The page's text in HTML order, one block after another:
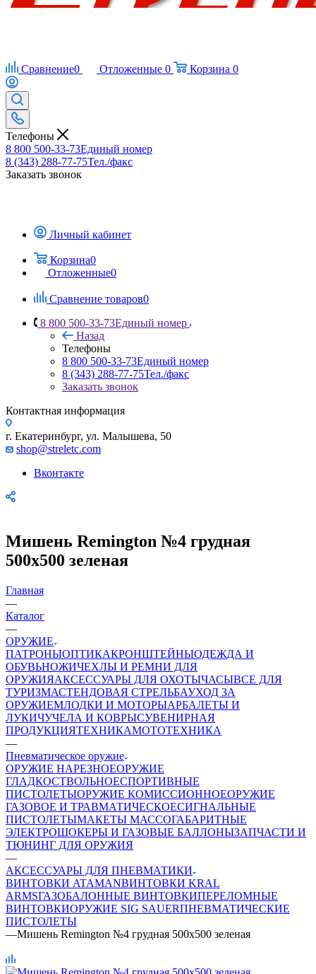
Сравнение0 Отложенные 0 Корзина 0
Телефоны
8 800 500-33-73Единый номер
8 (343) 288-77-75Тел./факс
Заказать звонок
Личный кабинет
Корзина0
Отложенные0
Сравнение товаров0
8 800 500-33-73Единый номер
Назад
Телефоны
8 800 500-33-73Единый номер
8 (343) 288-77-75Тел./факс
Заказать звонок
Контактная информация
г. Екатеринбург, ул. Малышева, 50
shop@streletc.com
Вконтакте
Мишень Remington №4 грудная
500х500 зеленая
Главная
—
Каталог
—
ОРУЖИЕ
ПАТРОНЫОПТИКАКРОНШТЕЙНЫОДЕЖДА И
ОБУВЬНОЖИЧЕХЛЫ И РЕМНИ ДЛЯ
ОРУЖИЯАКСЕССУАРЫ ДЛЯ ОХОТЫЧАСЫВСЕ ДЛЯ
ТУРИЗМАСТЕНДОВАЯ СТРЕЛЬБАУХОД ЗА
ОРУЖИЕМЛОДКИ И МОТОРЫАРБАЛЕТЫ И
ЛУКИЧУЧЕЛА И КОВРЫСУВЕНИРНАЯ
ПРОДУКЦИЯТЕХНИКАМОТОТЕХНИКА
—
Пневматическое оружие
ОРУЖИЕ НАРЕЗНОЕОРУЖИЕ
ГЛАДКОСТВОЛЬНОЕСПОРТИВНЫЕ
ПИСТОЛЕТЫОРУЖИЕ КОМИССИОННОЕОРУЖИЕ
ГАЗОВОЕ И ТРАВМАТИЧЕСКОЕСИГНАЛЬНЫЕ
ПИСТОЛЕТЫМАКЕТЫ МАССОГАБАРИТНЫЕ
ЭЛЕКТРОШОКЕРЫ И ГАЗОВЫЕ БАЛЛОНЫЗАПЧАСТИ И
ТЮНИНГ ДЛЯ ОРУЖИЯ
—
АКСЕССУАРЫ ДЛЯ ПНЕВМАТИКИ
ВИНТОВКИ ATAMANВИНТОВКИ KRAL
ARMSГАЗОБАЛОННЫЕ ВИНТОВКИПЕРЕЛОМНЫЕ
ВИНТОВКИОРУЖИЕ SIG SAUERПНЕВМАТИЧЕСКИЕ
ПИСТОЛЕТЫ
—Мишень Remington №4 грудная 500х500 зеленая